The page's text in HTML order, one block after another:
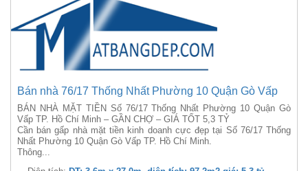
Bán nhà 76/17 Thống Nhất Phường 10 Quận Gò Vấp
BÁN NHÀ MẶT TIỀN Số 76/17 Thống Nhất Phường 10 Quận Gò
Vấp TP. Hồ Chí Minh – GẦN CHỢ – GIÁ TỐT 5,3 TỶ
Cần bán gấp nhà mặt tiền kinh doanh cực đẹp tại Số 76/17 Thống
Nhất Phường 10 Quận Gò Vấp TP. Hồ Chí Minh.
Thông...